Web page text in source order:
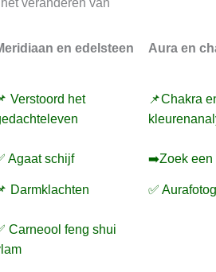
en edelsteen Aura en
Verstoord het
Agaat schijf
📌Chakra
➡️Zoek een
Darmklachten
Carneool feng shui
✅